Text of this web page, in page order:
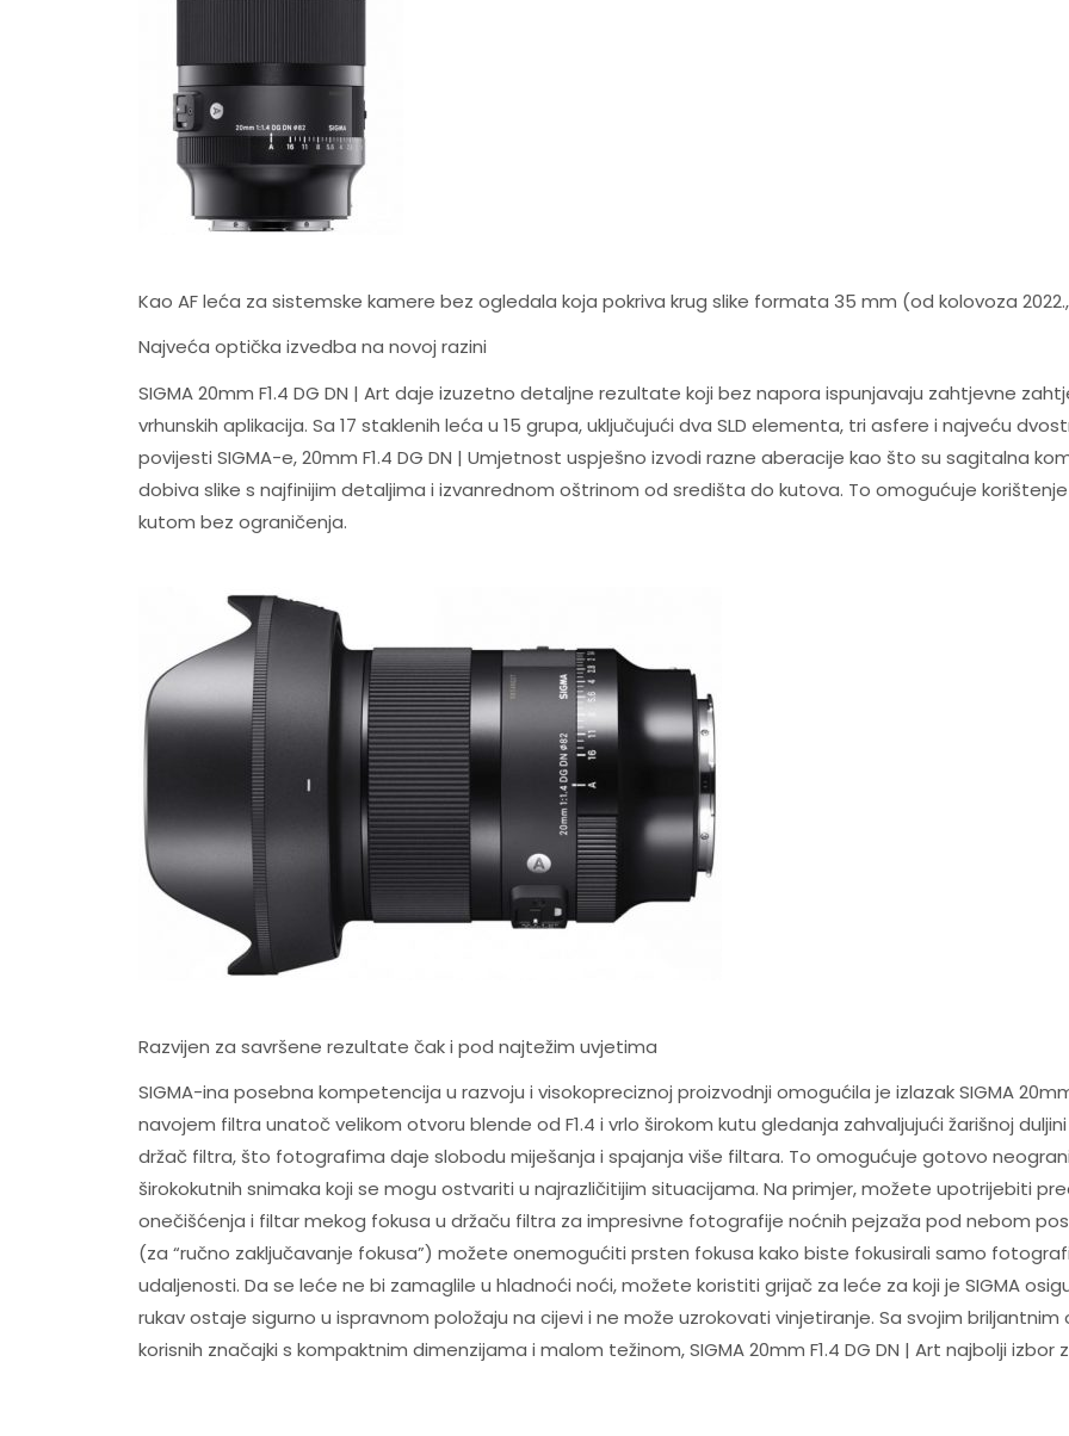
Kao AF leća za sistemske kamere bez ogledala koja pokriva krug slike formata 35 mm (od kolovoza
Najveća optička izvedba na novoj razini
SIGMA 20mm F1.4 DG DN | Art daje izuzetno detaljne rezultate koji bez napora ispunjavaju zahtjevne
vrhunskih aplikacija. Sa 17 staklenih leća u 15 grupa, uključujući dva SLD elementa, tri asfere i najveću
povijesti SIGMA-e, 20mm F1.4 DG DN | Umjetnost uspješno izvodi razne aberacije kao što su sagitalna
dobiva slike s najfinijim detaljima i izvanrednom oštrinom od središta do kutova. To omogućuje
kutom bez ograničenja.
Razvijen za savršene rezultate čak i pod najtežim uvjetima
SIGMA-ina posebna kompetencija u razvoju i visokopreciznoj proizvodnji omogućila je izlazak SIGMA
navojem filtra unatoč velikom otvoru blende od F1.4 i vrlo širokom kutu gledanja zahvaljujući žarišnoj
držač filtra, što fotografima daje slobodu miješanja i spajanja više filtara. To omogućuje gotovo
širokokutnih snimaka koji se mogu ostvariti u najrazličitijim situacijama. Na primjer, možete upotrijebiti
onečišćenja i filtar mekog fokusa u držaču filtra za impresivne fotografije noćnih pejzaža pod nebom
(za “ručno zaključavanje fokusa”) možete onemogućiti prsten fokusa kako biste fokusirali samo
udaljenosti. Da se leće ne bi zamaglile u hladnoći noći, možete koristiti grijač za leće za koji je SIGMA
rukav ostaje sigurno u ispravnom položaju na cijevi i ne može uzrokovati vinjetiranje. Sa svojim
korisnih značajki s kompaktnim dimenzijama i malom težinom, SIGMA 20mm F1.4 DG DN | Art najbolji